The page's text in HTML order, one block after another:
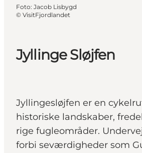
Jyllinge Sløjfen
Jyllingesløjfen er en
historiske landskaber,
rige fugleområder.
forbi seværdigheder som
Foto: Jacob Lisbygd
© VisitFjordlandet